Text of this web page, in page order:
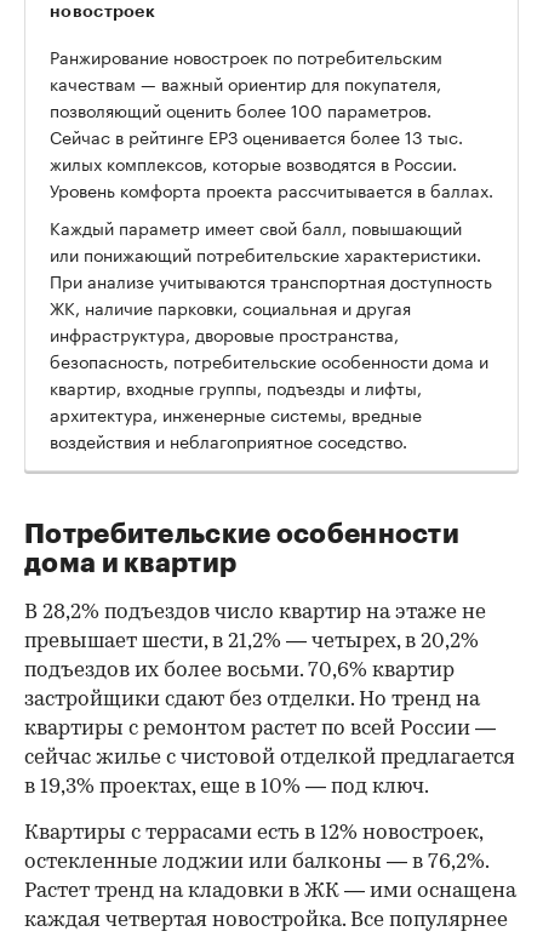
новостроек
Ранжирование новостроек по потребительским
качествам — важный ориентир для покупателя,
позволяющий оценить более 100 параметров.
Сейчас в рейтинге ЕРЗ оценивается более 13 тыс.
жилых комплексов, которые возводятся в России.
Уровень комфорта проекта рассчитывается в баллах.
Каждый параметр имеет свой балл, повышающий
или понижающий потребительские характеристики.
При анализе учитываются транспортная доступность
ЖК, наличие парковки, социальная и другая
инфраструктура, дворовые пространства,
безопасность, потребительские особенности дома и
квартир, входные группы, подъезды и лифты,
архитектура, инженерные системы, вредные
воздействия и неблагоприятное соседство.
Потребительские особенности
дома и квартир
В 28,2% подъездов число квартир на этаже не
превышает шести, в 21,2% — четырех, в 20,2%
подъездов их более восьми. 70,6% квартир
застройщики сдают без отделки. Но тренд на
квартиры с ремонтом растет по всей России —
сейчас жилье с чистовой отделкой предлагается
в 19,3% проектах, еще в 10% — под ключ.
Квартиры с террасами есть в 12% новостроек,
остекленные лоджии или балконы — в 76,2%.
Растет тренд на кладовки в ЖК — ими оснащена
каждая четвертая новостройка. Все популярнее